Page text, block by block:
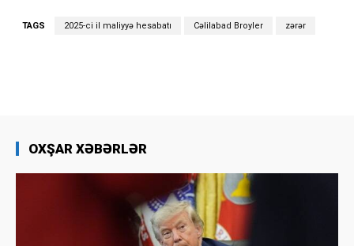
TAGS 2025-ci il maliyyə hesabatı Cəlilabad Broyler zərər
OXŞAR XƏBƏRLƏR